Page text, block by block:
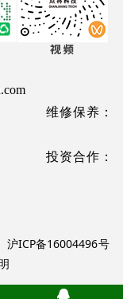
维修保养：
投资合作：
沪ICP备16004496号